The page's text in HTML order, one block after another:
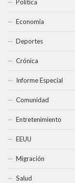
Política
Economía
Deportes
Crónica
Informe Especial
Comunidad
Entretenimiento
EEUU
Migración
Salud